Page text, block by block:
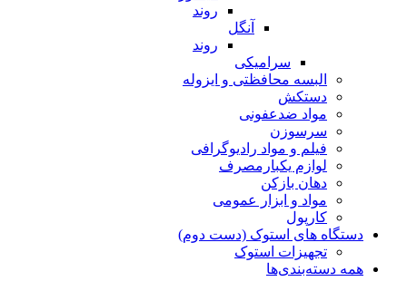
روند
آنگل
روند
سرامیکی
البسه محافظتی و ایزوله
دستکش
مواد ضدعفونی
سرسوزن
فیلم و مواد رادیوگرافی
لوازم یکبارمصرف
دهان بازکن
مواد و ابزار عمومی
کارپول
دستگاه های استوک (دست دوم)
تجهیزات استوک
همه دسته‌بندی‌ها